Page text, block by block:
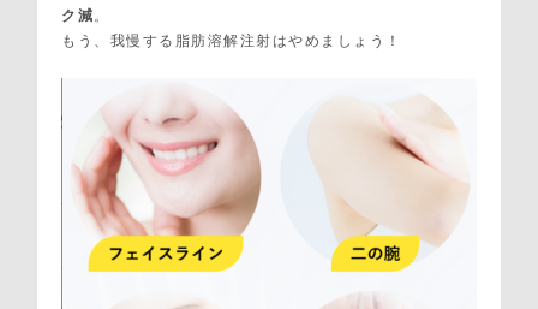
ク減 。
もう、我慢する脂肪溶解注射はやめましょう！